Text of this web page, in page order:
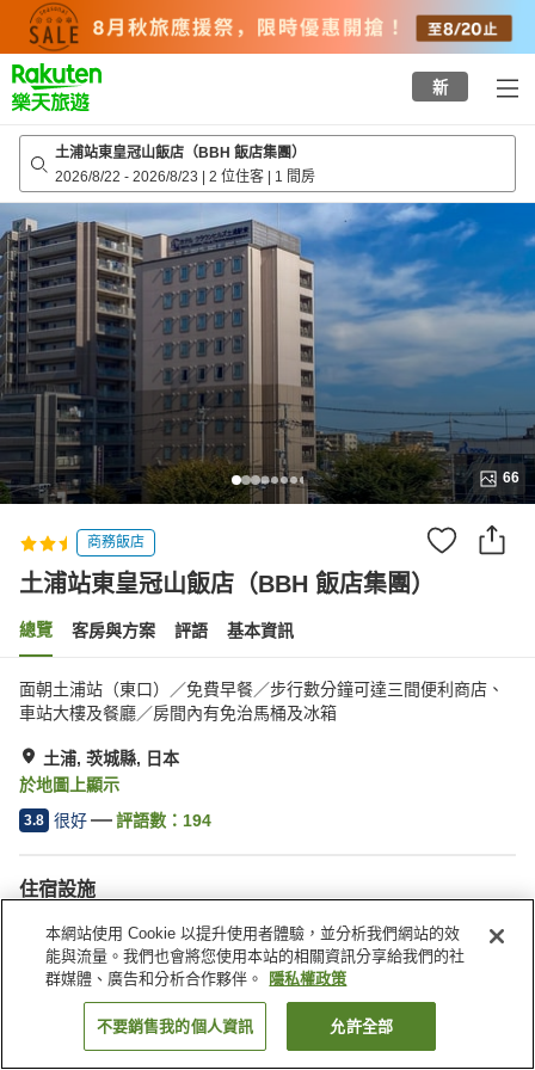
top
page
新
土浦站東皇冠山飯店（BBH 飯店集團）
2026/8/22 - 2026/8/23 | 2 位住客 | 1 間房
66
商務飯店
土浦站東皇冠山飯店（BBH 飯店集團）
總覽 客房與方案 評語 基本資訊
面朝土浦站（東口）／免費早餐／步行數分鐘可達三間便利商店、
車站大樓及餐廳／房間內有免治馬桶及冰箱
土浦, 茨城縣, 日本
於地圖上顯示
3.8 很好 評語數： 194
住宿設施
停車場
自動販賣機
付費洗衣房
宅配服務
日本 茨城縣
土浦
土浦站東皇冠山飯店（BBH 飯店集團）找客房
本網站使用 Cookie 以提升使用者體驗，並分析我們網站的效
能與流量。我們也會將您使用本站的相關資訊分享給我們的社
群媒體、廣告和分析合作夥伴。
隱私權政策
不要銷售我的個人資訊 允許全部